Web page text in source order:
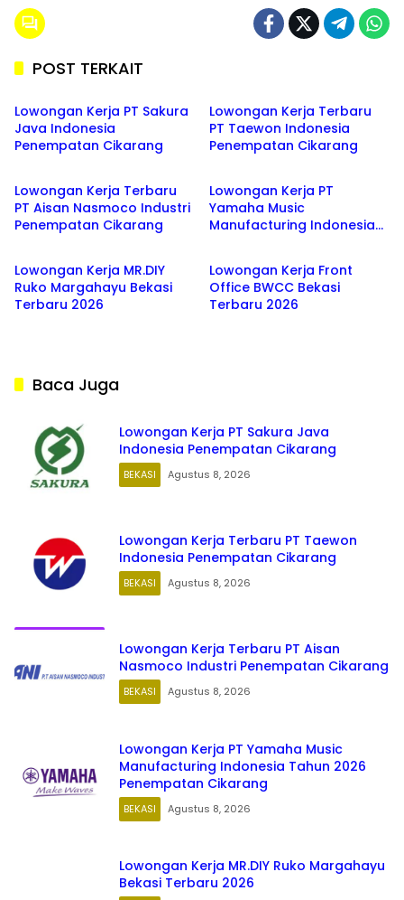
POST TERKAIT
BEKASI
Lowongan Kerja PT Sakura
Java Indonesia
Penempatan Cikarang
Lowongan Kerja Terbaru
PT Taewon Indonesia
Penempatan Cikarang
BEKASI
Lowongan Kerja Terbaru
PT Aisan Nasmoco Industri
Penempatan Cikarang
BEKASI
Lowongan Kerja PT
Yamaha Music
Manufacturing Indonesia
BEKASI
Lowongan Kerja MR.DIY
Ruko Margahayu Bekasi
Terbaru 2026
BEKASI
Lowongan Kerja Front
Office BWCC Bekasi
Terbaru 2026
Baca Juga
Lowongan Kerja PT Sakura Java
Indonesia Penempatan Cikarang
BEKASI Agustus 8, 2026
Lowongan Kerja Terbaru PT Taewon
Indonesia Penempatan Cikarang
BEKASI Agustus 8, 2026
Lowongan Kerja Terbaru PT Aisan
Nasmoco Industri Penempatan Cikarang
BEKASI Agustus 8, 2026
Lowongan Kerja PT Yamaha Music
Manufacturing Indonesia Tahun 2026
Penempatan Cikarang
BEKASI Agustus 8, 2026
Lowongan Kerja MR.DIY Ruko Margahayu
Bekasi Terbaru 2026